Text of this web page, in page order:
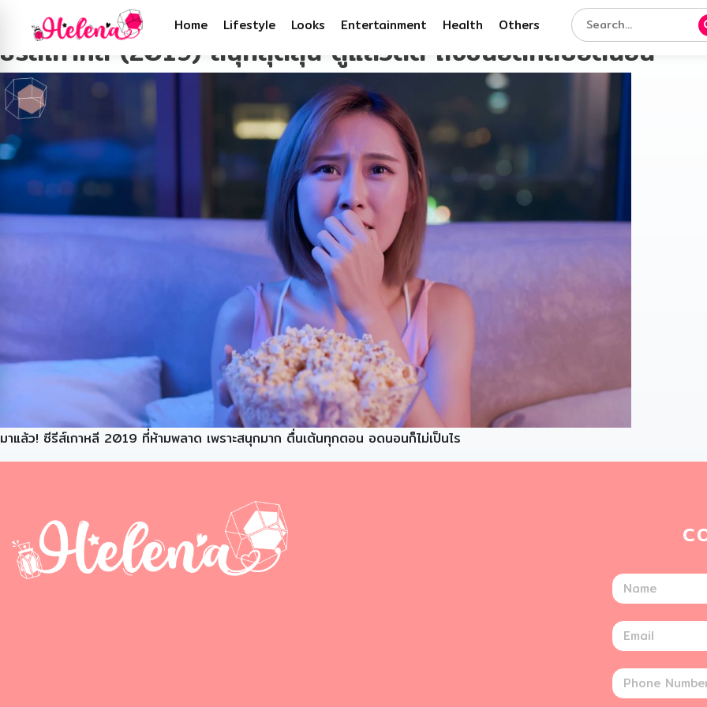
Home Lifestyle Looks Entertainment Health Others
Tag:ซีรีส์ 2019
ซีรีส์เกาหลี (2019) สนุกสุดลุ้น ดูแล้วติด ถึงขั้นอดหลับอดนอน
มาแล้ว! ซีรีส์เกาหลี 2019 ที่ห้ามพลาด เพราะสนุกมาก ตื่นเต้นทุกตอน อดนอนก็ไม่เป็นไร